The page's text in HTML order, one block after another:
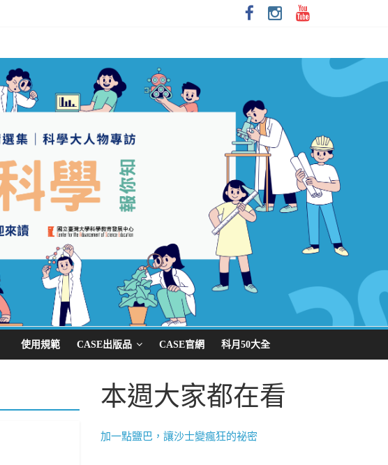
使用規範 CASE出版品 CASE官網 科月50大全
本週大家都在看
加一點鹽巴，讓沙士變瘋狂的祕密